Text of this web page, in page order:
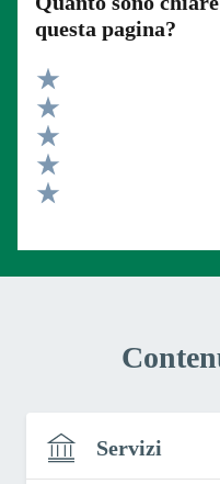
questa pagina?
Valuta 5 stelle su 5
Valuta 4 stelle su 5
Valuta 3 stelle su 5
Valuta 2 stelle su 5
Servizi